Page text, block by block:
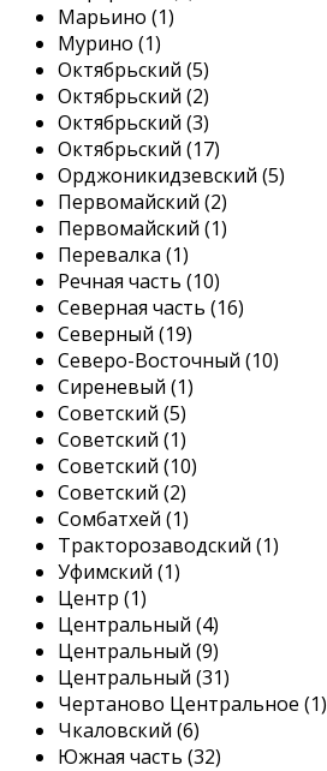
Марьино (1)
Мурино (1)
Октябрьский (5)
Октябрьский (2)
Октябрьский (3)
Октябрьский (17)
Орджоникидзевский (5)
Первомайский (2)
Первомайский (1)
Перевалка (1)
Речная часть (10)
Северная часть (16)
Северный (19)
Северо-Восточный (10)
Сиреневый (1)
Советский (5)
Советский (1)
Советский (10)
Советский (2)
Сомбатхей (1)
Тракторозаводский (1)
Уфимский (1)
Центр (1)
Центральный (4)
Центральный (9)
Центральный (31)
Чертаново Центральное (1)
Чкаловский (6)
Южная часть (32)